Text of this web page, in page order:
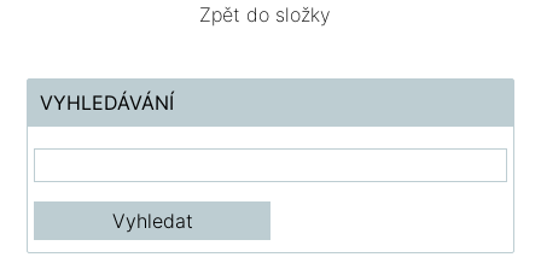
Zpět do složky
VYHLEDÁVÁNÍ